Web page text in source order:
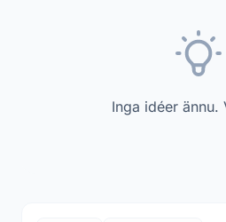
Inga idéer ännu.